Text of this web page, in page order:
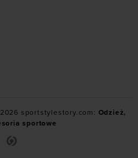
sportstylestory.com: Odzież,
sportowe